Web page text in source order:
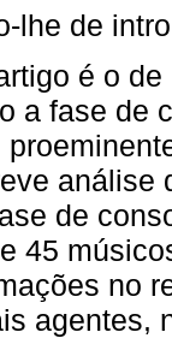
lhe de
é o
a fase de
análise
de
45
no
agentes,